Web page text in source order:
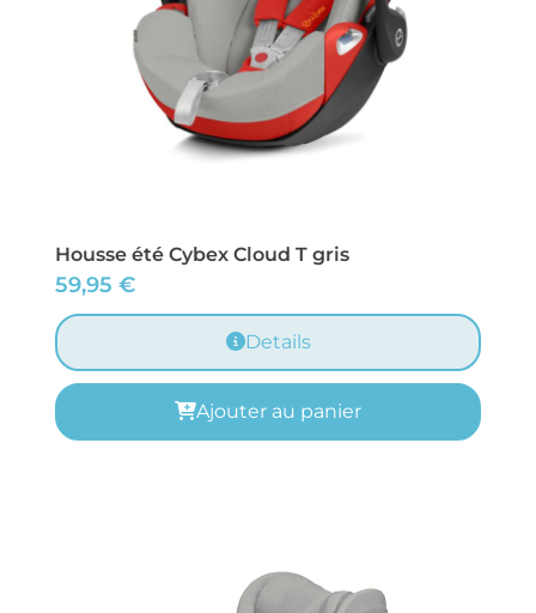
Housse été Cybex Cloud T gris
59,95 €
Details
Ajouter au panier